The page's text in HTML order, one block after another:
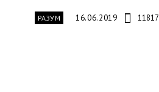
РАЗУМ 16.06.2019 11817